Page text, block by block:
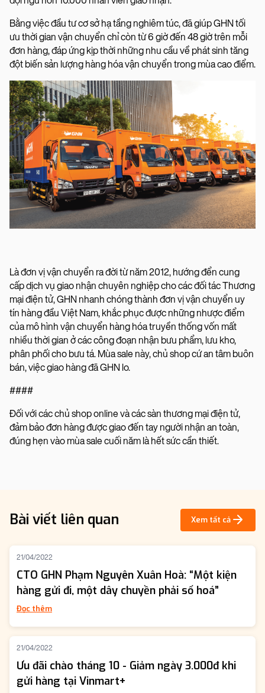
Bằng việc đầu tư cơ sở hạ tầng nghiêm túc, đã giúp GHN tối
ưu thời gian vận chuyển chỉ còn từ 6 giờ đến 48 giờ trên mỗi
đơn hàng, đáp ứng kịp thời những nhu cầu về phát sinh tăng
đột biến sản lượng hàng hóa vận chuyển trong mùa cao điểm.
Là đơn vị vận chuyển ra đời từ năm 2012, hướng đển cung
cấp dịch vụ giao nhận chuyên nghiệp cho các đối tác Thương
mại điện tử, GHN nhanh chóng thành đơn vị vận chuyển uy
tín hàng đầu Việt Nam, khắc phục được những nhược điểm
của mô hình vận chuyển hàng hóa truyền thống vốn mất
nhiều thời gian ở các công đoạn nhận bưu phẩm, lưu kho,
phân phối cho bưu tá. Mùa sale này, chủ shop cứ an tâm buôn
bán, việc giao hàng đã GHN lo.
####
Đối với các chủ shop online và các sàn thương mại điện tử,
đảm bảo đơn hàng được giao đến tay người nhận an toàn,
đúng hẹn vào mùa sale cuối năm là hết sức cần thiết.
Bài viết liên quan Xem tất cả
21/04/2022
CTO GHN Phạm Nguyên Xuân Hoà: “Một kiện
hàng gửi đi, một dây chuyền phải số hoá”
Đọc thêm
21/04/2022
Ưu đãi chào tháng 10 - Giảm ngày 3.000đ khi
gửi hàng tại Vinmart+